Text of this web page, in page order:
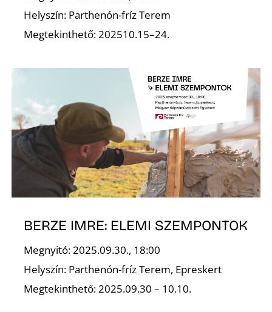
Helyszín: Parthenón-fríz Terem
Megtekinthető: 202510.15–24.
BERZE IMRE: ELEMI SZEMPONTOK
Megnyitó: 2025.09.30., 18:00
Helyszín: Parthenón-fríz Terem, Epreskert
Megtekinthető: 2025.09.30 – 10.10.